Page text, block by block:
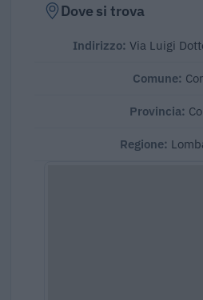
Dove si trova
Indirizzo: Via Luigi
Comune:
Provincia:
Regione: